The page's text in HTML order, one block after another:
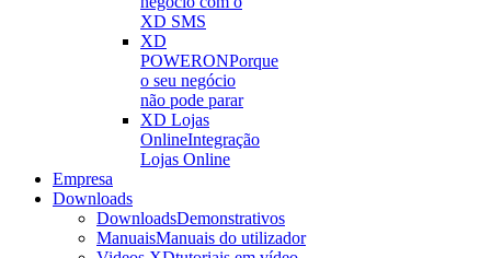
XD SMS
XD
POWERONPorque
o seu negócio
não pode parar
XD Lojas
OnlineIntegração
Lojas Online
Empresa
Downloads
DownloadsDemonstrativos
ManuaisManuais do utilizador